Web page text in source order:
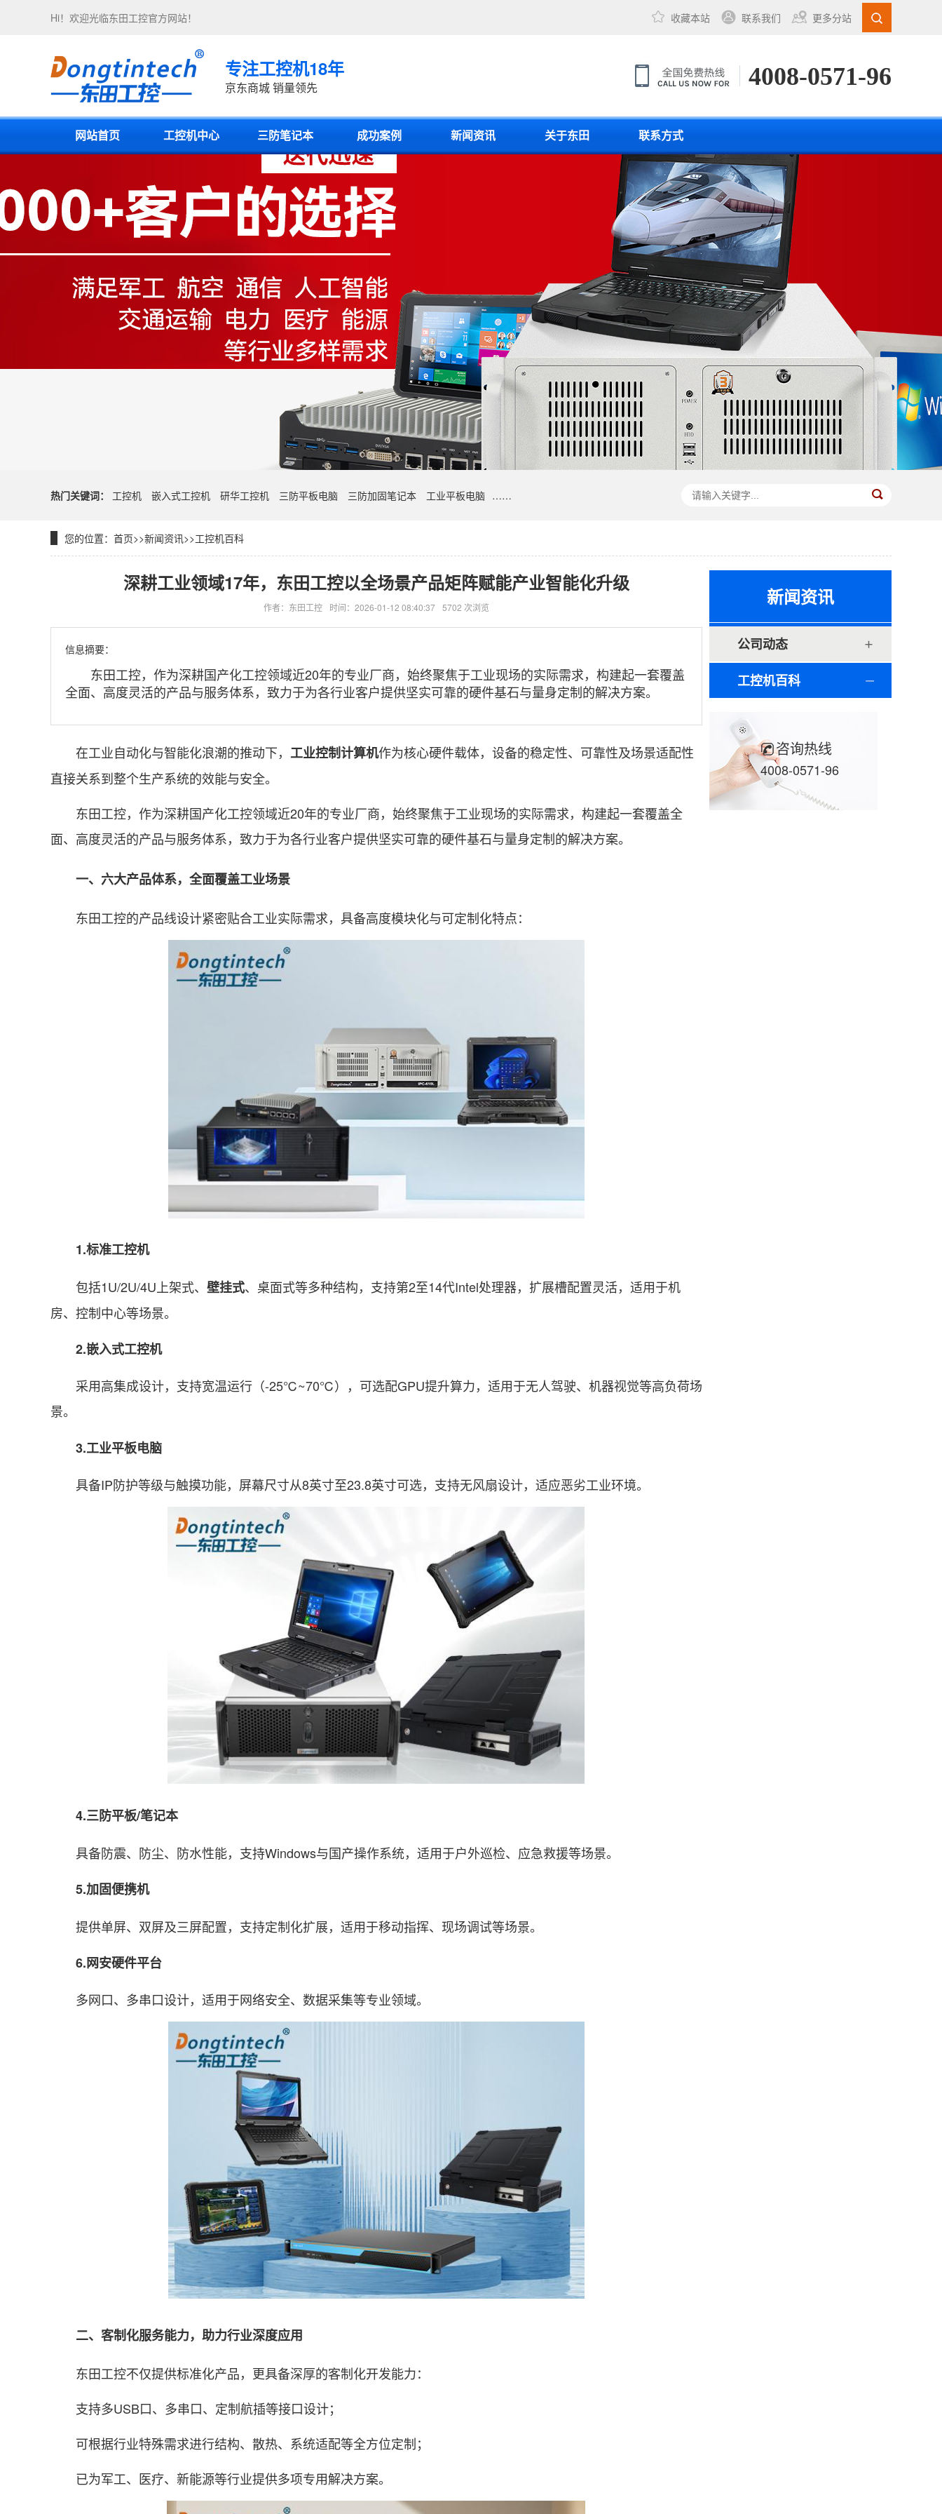
收藏本站 联系我们 更多分站
Hi！欢迎光临东田工控官方网站！
专注工控机18年
京东商城 销量领先 4008-0571-96
网站首页 工控机中心 三防笔记本 成功案例 新闻资讯 关于东田 联系方式
热门关键词： 工控机 嵌入式工控机 研华工控机 三防平板电脑 三防加固笔记本 工业平板电脑 ……
您的位置： 首页>>新闻资讯>>工控机百科
新闻资讯
公司动态
工控机百科
咨询热线
4008-0571-96
深耕工业领域17年，东田工控以全场景产品矩阵赋能产业智能化升级
作者：东田工控 时间：2026-01-12 08:40:37 5702 次浏览
信息摘要：
东田工控，作为深耕国产化工控领域近20年的专业厂商，始终聚焦于工业现场的实际需求，构建起一套覆盖
全面、高度灵活的产品与服务体系，致力于为各行业客户提供坚实可靠的硬件基石与量身定制的解决方案。
在工业自动化与智能化浪潮的推动下， 工业控制计算机作为核心硬件载体，设备的稳定性、可靠性及场景适配性
直接关系到整个生产系统的效能与安全。
东田工控，作为深耕国产化工控领域近20年的专业厂商，始终聚焦于工业现场的实际需求，构建起一套覆盖全
面、高度灵活的产品与服务体系，致力于为各行业客户提供坚实可靠的硬件基石与量身定制的解决方案。
一、六大产品体系，全面覆盖工业场景
东田工控的产品线设计紧密贴合工业实际需求，具备高度模块化与可定制化特点：
1.标准工控机
包括1U/2U/4U上架式、 壁挂式、桌面式等多种结构，支持第2至14代Intel处理器，扩展槽配置灵活，适用于机
房、控制中心等场景。
2.嵌入式工控机
采用高集成设计，支持宽温运行（-25℃~70℃），可选配GPU提升算力，适用于无人驾驶、机器视觉等高负荷场
景。
3.工业平板电脑
具备IP防护等级与触摸功能，屏幕尺寸从8英寸至23.8英寸可选，支持无风扇设计，适应恶劣工业环境。
4.三防平板/笔记本
具备防震、防尘、防水性能，支持Windows与国产操作系统，适用于户外巡检、应急救援等场景。
5.加固便携机
提供单屏、双屏及三屏配置，支持定制化扩展，适用于移动指挥、现场调试等场景。
6.网安硬件平台
多网口、多串口设计，适用于网络安全、数据采集等专业领域。
二、客制化服务能力，助力行业深度应用
东田工控不仅提供标准化产品，更具备深厚的客制化开发能力：
支持多USB口、多串口、定制航插等接口设计；
可根据行业特殊需求进行结构、散热、系统适配等全方位定制；
已为军工、医疗、新能源等行业提供多项专用解决方案。